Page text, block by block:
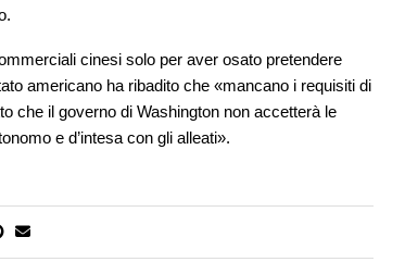
cinesi solo per aver osato pretendere
americano ha ribadito che «mancano i requisiti di
che il governo di Washington non accetterà le
e d’intesa con gli alleati».